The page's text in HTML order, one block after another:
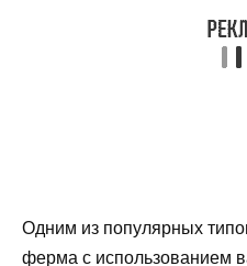
Одним из популярных
ферма с использованием